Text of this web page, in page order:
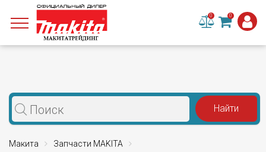
0 0
Макита
Запчасти MAKITA